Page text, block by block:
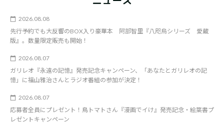
2026.08.08
先行予約でも大反響のBOX入り豪華本 阿部智里『八咫烏シリーズ 愛蔵
版』。数量限定販売も開始！
2026.08.07
ガリレオ『永遠の記憶』発売記念キャンペーン、「あなたとガリレオの記
憶」に福山雅治さんとラジオ番組の参加が決定！
2026.08.07
応募者全員にプレゼント！鳥トマトさん『漫画でイけ』発売記念・絵葉書プ
レゼントキャンペーン